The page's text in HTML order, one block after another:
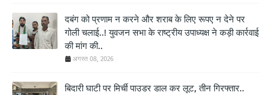
दबंग को प्रणाम न करने और शराब के लिए रूपए न देने पर
गोली चलाई..! युवजन सभा के राष्ट्रीय उपाध्यक्ष ने कड़ी कार्रवाई
की मांग की..
अगस्त 08, 2026
बिदारी घाटी पर मिर्ची पाउडर डाल कर लूट, तीन गिरफ्तार..